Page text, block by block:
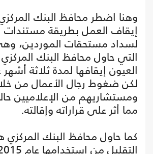
وهنا اضطر محافظ البنك
إيقاف العمل بطريقة مستندات
لسداد مستحقات الموردين،
التي حاول محافظ البنك
لكن ضغوط رجال الأعمال من
ومستشاريهم من الإعلاميين
مما أثر على قراراته وإقالته.
كما حاول محافظ البنك المركزي